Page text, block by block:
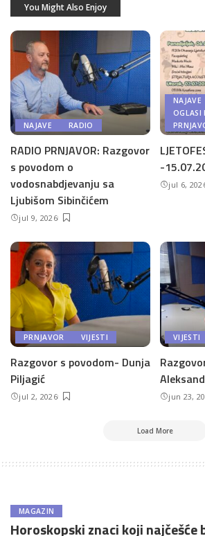
You Might Also Enjoy
NAJAVE RADIO
RADIO PRNJAVOR: Razgovor
s povodom o
vodosnabdjevanju sa
Ljubišom Sibinčićem
jul 9, 2026
NAJAVE
OGLASI
-
jul 6,
PRNJAVOR VIJESTI
Razgovor s povodom- Dunja
Piljagić
jul 2, 2026
VIJESTI
jun 23,
Load More
MAGAZIN
Horoskopski znaci koji najčešće